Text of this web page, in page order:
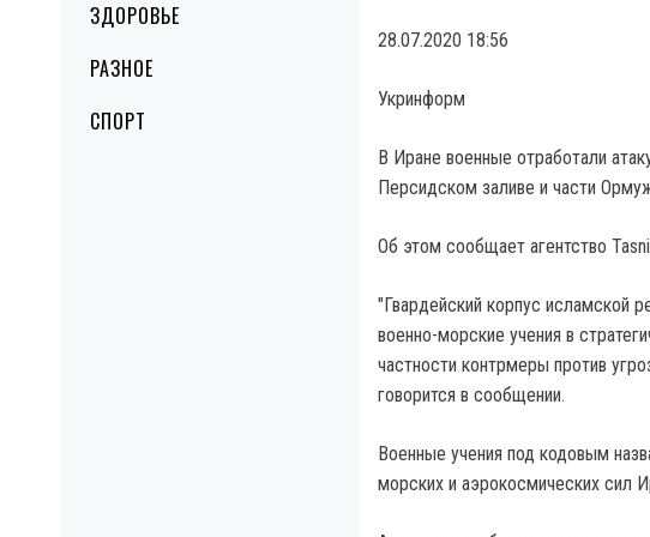
ЗДОРОВЬЕ
РАЗНОЕ
СПОРТ
28.07.2020 18:56
Укринформ
В Иране военные отработали
Персидском заливе и части
Об этом сообщает агентство
"Гвардейский корпус исламской
военно-морские учения в
частности контрмеры против
говорится в сообщении.
Военные учения под кодовым
морских и аэрокосмических сил